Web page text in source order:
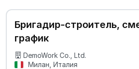
Бригадир-строитель,
график
DemoWork Co., Ltd.
Милан, Италия